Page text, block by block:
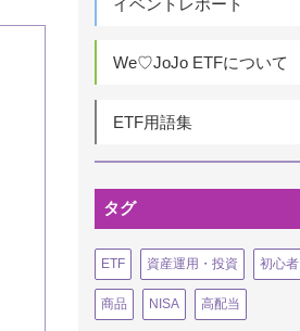
イベントレポート
We♡JoJo ETFについて
ETF用語集
タグ
ETF 資産運用・投資 初心者
商品 NISA 高配当